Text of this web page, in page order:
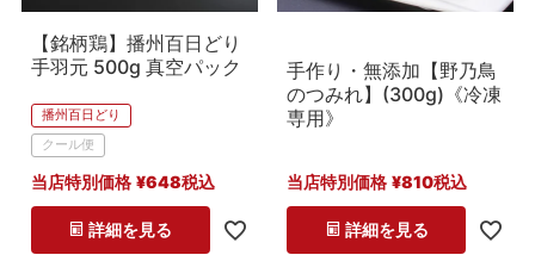
【銘柄鶏】播州百日どり
手羽元 500g 真空パック
播州百日どり
クール便
当店特別価格 ¥648税込
詳細を見る
手作り・無添加【野乃鳥
のつみれ】(300g)《冷凍
専用》
当店特別価格 ¥810税込
詳細を見る